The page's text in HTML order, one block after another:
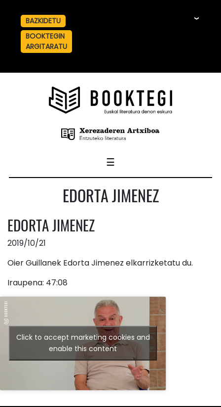
BAZKIDETU
BOOKTEGIN
ARGITARATU
☰
EDORTA JIMENEZ
EDORTA JIMENEZ
2019/10/21
Oier Guillanek Edorta Jimenez elkarrizketatu du.
Iraupena: 47:08
Click to accept marketing cookies and
enable this content